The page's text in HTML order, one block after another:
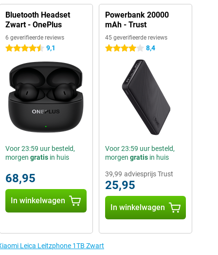
Bluetooth Headset
Zwart - OnePlus
6 geverifieerde reviews
4.5 sterren 9,1
Voor 23:59 uur besteld,
morgen gratisin huis
68,95
In winkelwagen
Powerbank 20000
mAh - Trust
45 geverifieerde reviews
4 sterren 8,4
Voor 23:59 uur besteld,
morgen gratisin huis
39,99 adviesprijs Trust
25,95
In winkelwagen
Leica Leitzphone 1TB Zwart